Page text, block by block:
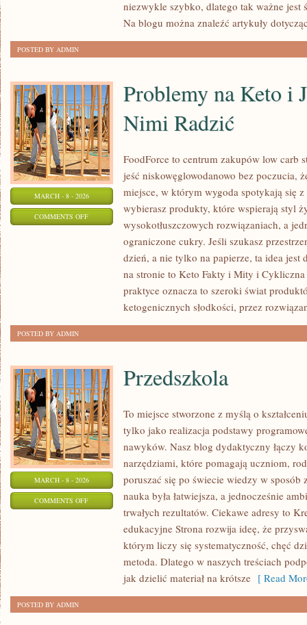
niezwykle szybko, dlatego tak ważne jest
Na blogu można znaleźć artykuły
POSTED BY ADMIN
MARCH - 8 - 2026
COMMENTS OFFON
RADZIĆ
Problemy na Keto i
Nimi Radzić
FoodForce to centrum zakupów low carb
jeść niskowęglowodanowo bez poczucia,
miejsce, w którym wygoda spotykają się
wybierasz produkty, które wspierają styl
wysokotłuszczowych rozwiązaniach, a
ograniczone cukry. Jeśli szukasz
dzień, a nie tylko na papierze, ta idea jest
na stronie to Keto Fakty i Mity i
praktyce oznacza to szeroki świat
ketogenicznych słodkości, przez
POSTED BY ADMIN
MARCH - 8 - 2026
COMMENTS OFFON
PRZEDSZKOLA
Przedszkola
To miejsce stworzone z myślą o
tylko jako realizacja podstawy
nawyków. Nasz blog dydaktyczny łączy
narzędziami, które pomagają uczniom,
poruszać się po świecie wiedzy w sposób
nauka była łatwiejsza, a jednocześnie
trwałych rezultatów. Ciekawe adresy to
edukacyjne Strona rozwija ideę, że
którym liczy się systematyczność, chęć
metoda. Dlatego w naszych treściach
jak dzielić materiał na krótsze [ Read
POSTED BY ADMIN